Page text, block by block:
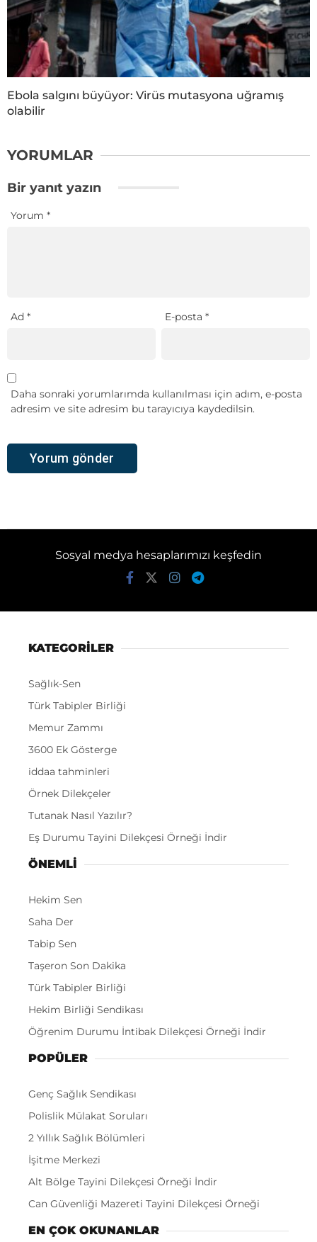
Ebola salgını büyüyor: Virüs mutasyona uğramış
olabilir
YORUMLAR
Bir yanıt yazın
Yorum *
Ad * E-posta*
Daha sonraki yorumlarımda kullanılması için adım, e-posta
adresim ve site adresim bu tarayıcıya kaydedilsin.
Sosyal medya hesaplarımızı keşfedin
KATEGORİLER
Sağlık-Sen
Türk Tabipler Birliği
Memur Zammı
3600 Ek Gösterge
iddaa tahminleri
Örnek Dilekçeler
Tutanak Nasıl Yazılır?
Eş Durumu Tayini Dilekçesi Örneği İndir
ÖNEMLI
Hekim Sen
Saha Der
Tabip Sen
Taşeron Son Dakika
Türk Tabipler Birliği
Hekim Birliği Sendikası
Öğrenim Durumu İntibak Dilekçesi Örneği İndir
POPÜLER
Genç Sağlık Sendikası
Polislik Mülakat Soruları
2 Yıllık Sağlık Bölümleri
İşitme Merkezi
Alt Bölge Tayini Dilekçesi Örneği İndir
Can Güvenliği Mazereti Tayini Dilekçesi Örneği
EN ÇOK OKUNANLAR